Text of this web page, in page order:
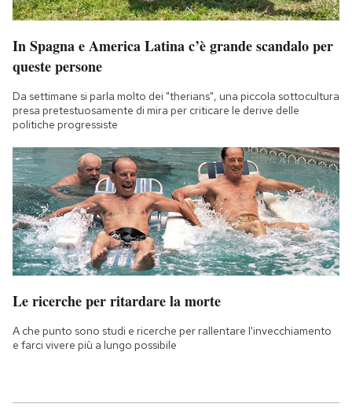
In Spagna e America Latina c’è grande scandalo per
queste persone
Da settimane si parla molto dei "therians", una piccola sottocultura
presa pretestuosamente di mira per criticare le derive delle
politiche progressiste
Le ricerche per ritardare la morte
A che punto sono studi e ricerche per rallentare l'invecchiamento
e farci vivere più a lungo possibile